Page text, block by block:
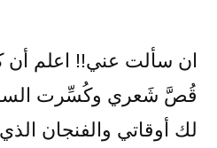
ان سألت عني!! اعلم أن
قُصَّ شَعري وكُسِّرت
لك أوقاتي والفنجان